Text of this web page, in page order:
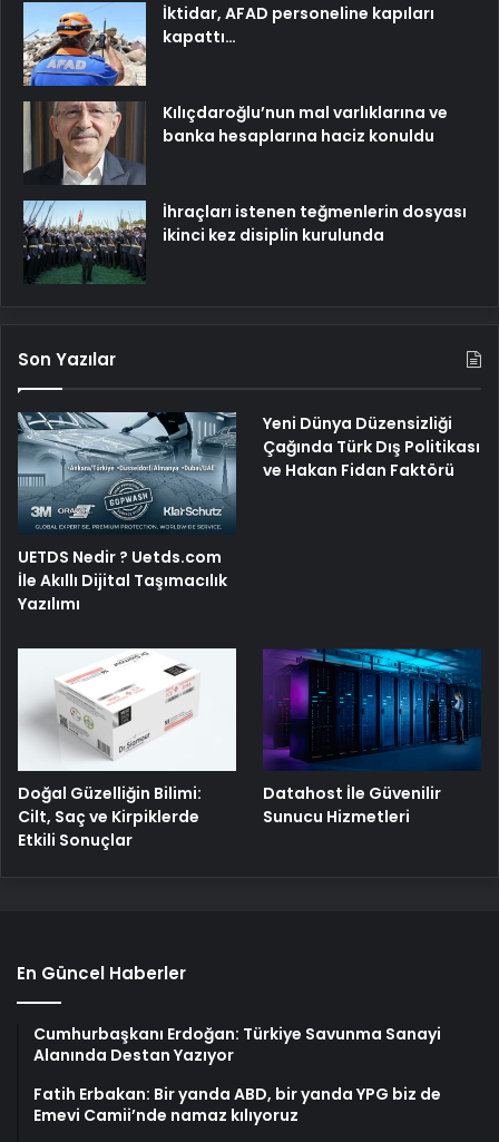
İktidar, AFAD personeline kapıları
kapattı…
Kılıçdaroğlu’nun mal varlıklarına ve
banka hesaplarına haciz konuldu
İhraçları istenen teğmenlerin dosyası
ikinci kez disiplin kurulunda
Son Yazılar
UETDS Nedir ? Uetds.com
İle Akıllı Dijital Taşımacılık
Yazılımı
Yeni Dünya Düzensizliği
Çağında Türk Dış Politikası
ve Hakan Fidan Faktörü
Doğal Güzelliğin Bilimi:
Cilt, Saç ve Kirpiklerde
Etkili Sonuçlar
Datahost İle Güvenilir
Sunucu Hizmetleri
En Güncel Haberler
Cumhurbaşkanı Erdoğan: Türkiye Savunma Sanayi
Alanında Destan Yazıyor
Fatih Erbakan: Bir yanda ABD, bir yanda YPG biz de
Emevi Camii’nde namaz kılıyoruz